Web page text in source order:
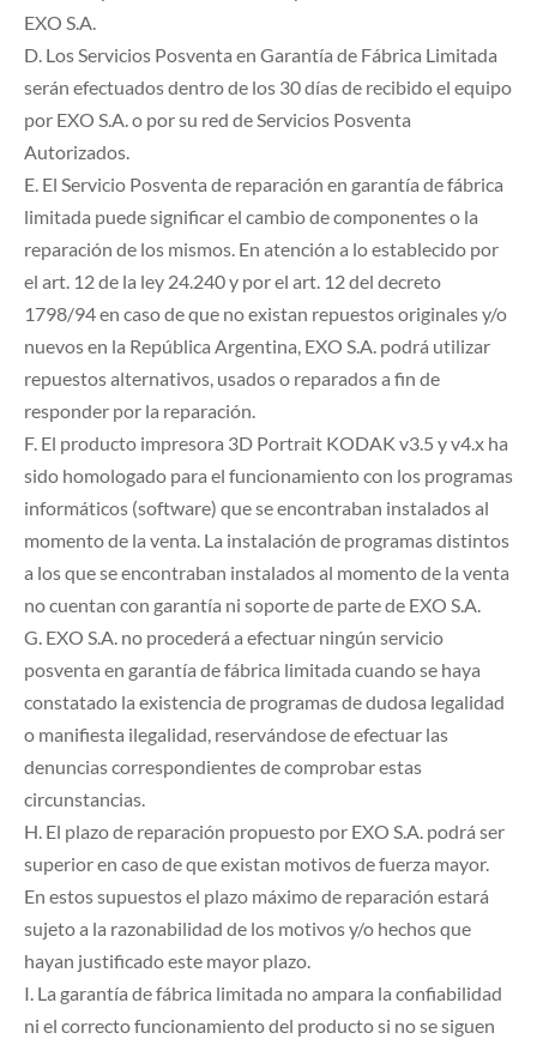
EXO S.A.
D. Los Servicios Posventa en Garantía de Fábrica Limitada
serán efectuados dentro de los 30 días de recibido el equipo
por EXO S.A. o por su red de Servicios Posventa
Autorizados.
E. El Servicio Posventa de reparación en garantía de fábrica
limitada puede significar el cambio de componentes o la
reparación de los mismos. En atención a lo establecido por
el art. 12 de la ley 24.240 y por el art. 12 del decreto
1798/94 en caso de que no existan repuestos originales y/o
nuevos en la República Argentina, EXO S.A. podrá utilizar
repuestos alternativos, usados o reparados a fin de
responder por la reparación.
F. El producto impresora 3D Portrait KODAK v3.5 y v4.x ha
sido homologado para el funcionamiento con los programas
informáticos (software) que se encontraban instalados al
momento de la venta. La instalación de programas distintos
a los que se encontraban instalados al momento de la venta
no cuentan con garantía ni soporte de parte de EXO S.A.
G. EXO S.A. no procederá a efectuar ningún servicio
posventa en garantía de fábrica limitada cuando se haya
constatado la existencia de programas de dudosa legalidad
o manifiesta ilegalidad, reservándose de efectuar las
denuncias correspondientes de comprobar estas
circunstancias.
H. El plazo de reparación propuesto por EXO S.A. podrá ser
superior en caso de que existan motivos de fuerza mayor.
En estos supuestos el plazo máximo de reparación estará
sujeto a la razonabilidad de los motivos y/o hechos que
hayan justificado este mayor plazo.
I. La garantía de fábrica limitada no ampara la confiabilidad
ni el correcto funcionamiento del producto si no se siguen